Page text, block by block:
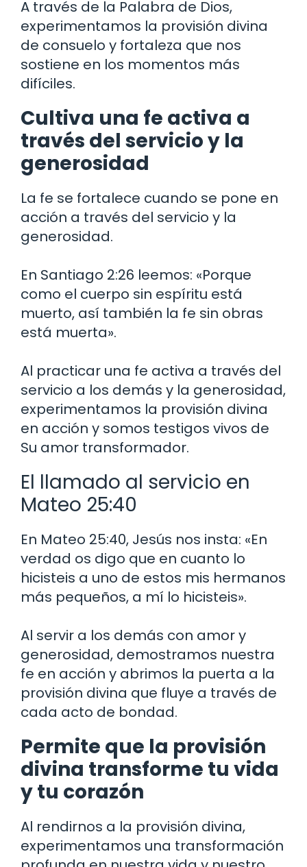
A través de la Palabra de Dios,
experimentamos la provisión divina
de consuelo y fortaleza que nos
sostiene en los momentos más
difíciles.
Cultiva una fe activa a
través del servicio y la
generosidad
La fe se fortalece cuando se pone en
acción a través del servicio y la
generosidad.
En Santiago 2:26 leemos: «Porque
como el cuerpo sin espíritu está
muerto, así también la fe sin obras
está muerta».
Al practicar una fe activa a través del
servicio a los demás y la generosidad,
experimentamos la provisión divina
en acción y somos testigos vivos de
Su amor transformador.
El llamado al servicio en
Mateo 25:40
En Mateo 25:40, Jesús nos insta: «En
verdad os digo que en cuanto lo
hicisteis a uno de estos mis hermanos
más pequeños, a mí lo hicisteis».
Al servir a los demás con amor y
generosidad, demostramos nuestra
fe en acción y abrimos la puerta a la
provisión divina que fluye a través de
cada acto de bondad.
Permite que la provisión
divina transforme tu vida
y tu corazón
Al rendirnos a la provisión divina,
experimentamos una transformación